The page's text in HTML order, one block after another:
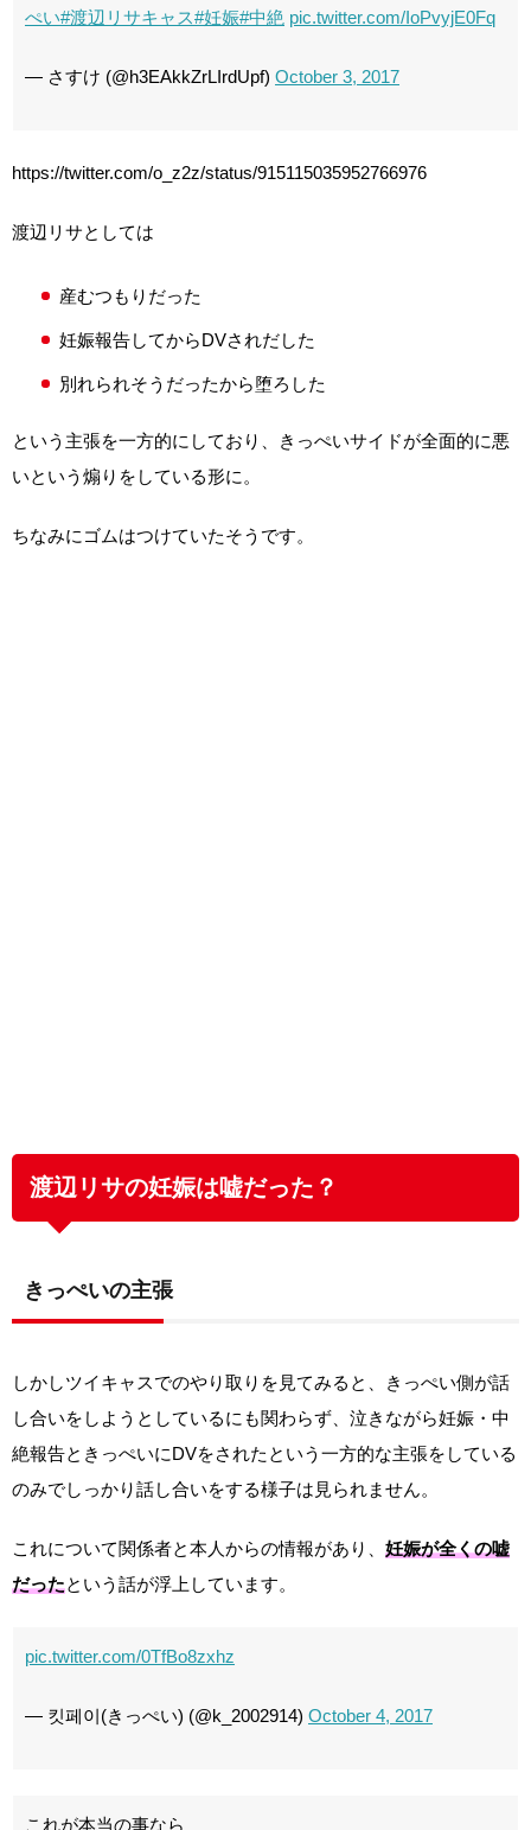
ぺい#渡辺リサキャス#妊娠#中絶 pic.twitter.com/IoPvyjE0Fq
— さすけ (@h3EAkkZrLIrdUpf) October 3, 2017
https://twitter.com/o_z2z/status/915115035952766976
渡辺リサとしては
産むつもりだった
妊娠報告してからDVされだした
別れられそうだったから堕ろした
という主張を一方的にしており、きっぺいサイドが全面的に悪
いという煽りをしている形に。
ちなみにゴムはつけていたそうです。
渡辺リサの妊娠は嘘だった？
きっぺいの主張
しかしツイキャスでのやり取りを見てみると、きっぺい側が話
し合いをしようとしているにも関わらず、泣きながら妊娠・中
絶報告ときっぺいにDVをされたという一方的な主張をしている
のみでしっかり話し合いをする様子は見られません。
これについて関係者と本人からの情報があり、 妊娠が全くの嘘
だったという話が浮上しています。
pic.twitter.com/0TfBo8zxhz
— 킷페이(きっぺい) (@k_2002914) October 4, 2017
これが本当の事なら